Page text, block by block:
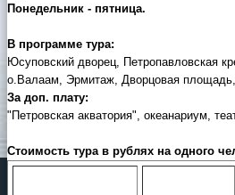
Понедельник - пятница.
В программе тура:
Юсуповский дворец, Петропавловская
о.Валаам, Эрмитаж, Дворцовая
За доп. плату:
"Петровская акватория", океанариум,
Стоимость тура в рублях на одного